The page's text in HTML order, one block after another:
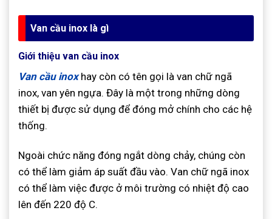
Van cầu inox là gì
Giới thiệu van cầu inox
Van cầu inoxhay còn có tên gọi là van chữ ngã
inox, van yên ngựa. Đây là một trong những dòng
thiết bị được sử dụng để đóng mở chính cho các hệ
thống.
Ngoài chức năng đóng ngắt dòng chảy, chúng còn
có thể làm giảm áp suất đầu vào. Van chữ ngã inox
có thể làm việc được ở môi trường có nhiệt độ cao
lên đến 220 độ C.